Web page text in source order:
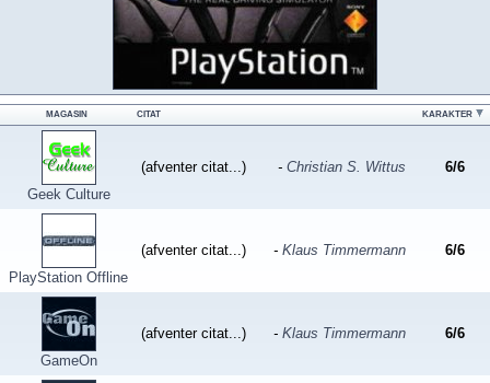
MAGASIN CITAT KARAKTER
Geek Culture
(afventer citat...) - Christian S. Wittus 6/6
PlayStation Offline
(afventer citat...) - Klaus Timmermann 6/6
GameOn
(afventer citat...) - Klaus Timmermann 6/6